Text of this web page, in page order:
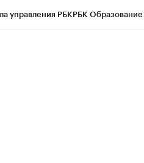
управления РБКРБК Образование